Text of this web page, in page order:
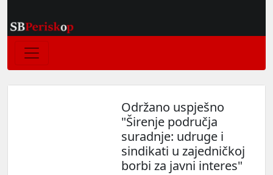
Održano uspješno
"Širenje područja
suradnje: udruge i
sindikati u zajedničkoj
borbi za javni interes"